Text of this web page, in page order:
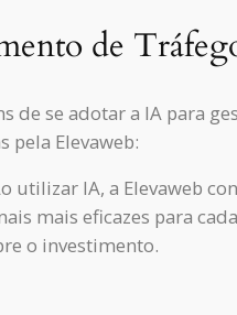
de
de se adotar a IA para
pela Elevaweb:
utilizar IA, a Elevaweb
mais eficazes para
o investimento.